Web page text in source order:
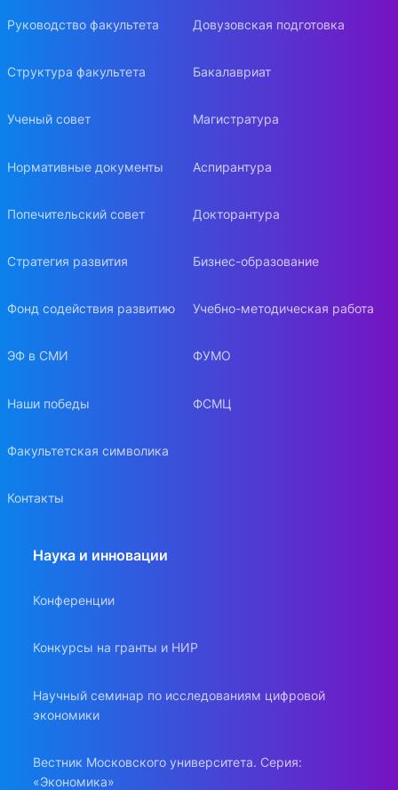
Руководство факультета
Структура факультета
Ученый совет
Нормативные документы
Попечительский совет
Стратегия развития
Фонд содействия развитию
ЭФ в СМИ
Наши победы
Факультетская символика
Контакты
Довузовская подготовка
Бакалавриат
Магистратура
Аспирантура
Докторантура
Бизнес-образование
Учебно-методическая работа
ФУМО
ФСМЦ
Наука и инновации
Конференции
Конкурсы на гранты и НИР
Научный семинар по исследованиям цифровой
экономики
Вестник Московского университета. Серия:
«Экономика»